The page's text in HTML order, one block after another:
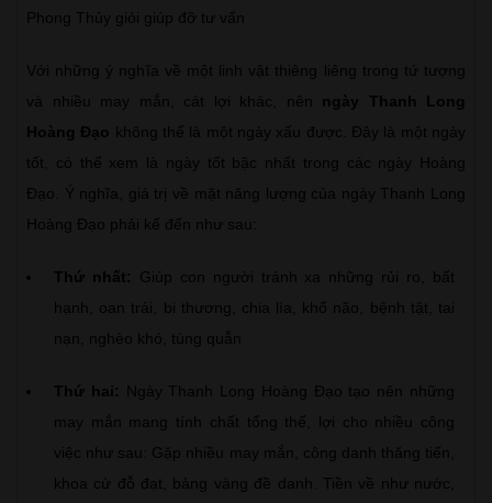
Phong Thủy giỏi giúp đỡ tư vấn
Với những ý nghĩa về một linh vật thiêng liêng trong tứ tượng
và nhiều may mắn, cát lợi khác, nên ngày Thanh Long
Hoàng Đạo không thể là một ngày xấu được. Đây là một ngày
tốt, có thể xem là ngày tốt bậc nhất trong các ngày Hoàng
Đạo. Ý nghĩa, giá trị về mặt năng lượng của ngày Thanh Long
Hoàng Đạo phải kể đến như sau:
Thứ nhất: Giúp con người tránh xa những rủi ro, bất
hạnh, oan trái, bi thương, chia lìa, khổ não, bệnh tật, tai
nạn, nghèo khó, túng quẫn
Thứ hai:
Ngày Thanh Long Hoàng Đạo tạo nên những
may mắn mang tính chất tổng thể, lợi cho nhiều công
việc như sau: Gặp nhiều may mắn, công danh thăng tiến,
khoa cử đỗ đạt, bảng vàng đề danh. Tiền về như nước,